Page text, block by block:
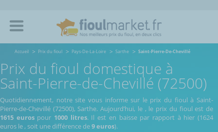
Accueil Prix du fioul Pays-De-La-Loire Sarthe Saint-Pierre-De-Chevillé
Prix du fioul domestique à
Saint-Pierre-de-Chevillé (72500)
Quotidiennement, notre site vous informe sur le prix du fioul à Saint-
Pierre-de-Chevillé (72500), Sarthe.Aujourd’hui, le , le prix du fioul est de
1615 eurospour 1000 litres. Il est en baisse par rapport à hier (1624
euros le , soit une différence de9 euros).